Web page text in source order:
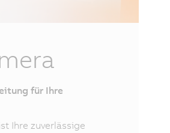
für Ihre
Ihre zuverlässige